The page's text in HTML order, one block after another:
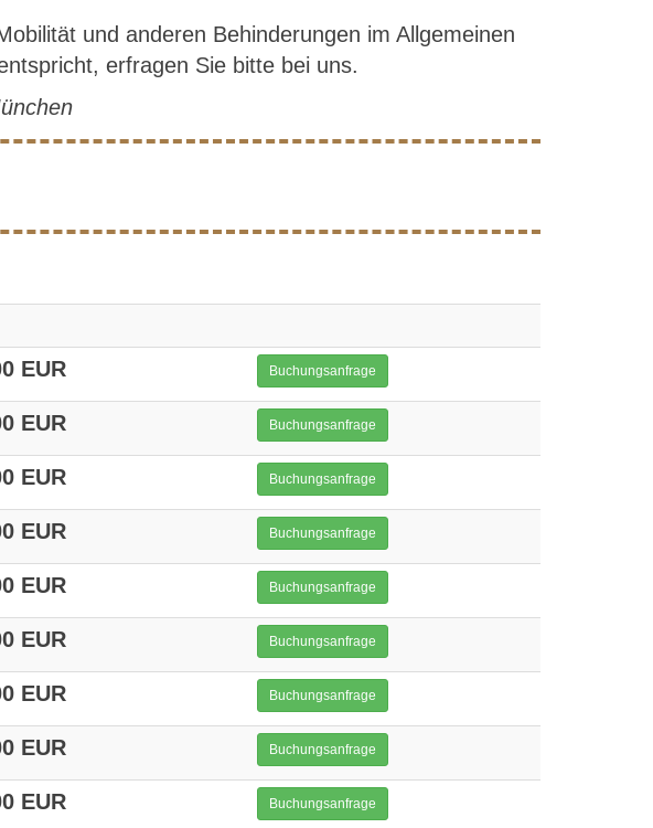
und anderen Behinderungen im Allgemeinen
erfragen Sie bitte bei uns.
EUR Buchungsanfrage
EUR Buchungsanfrage
EUR Buchungsanfrage
EUR Buchungsanfrage
EUR Buchungsanfrage
EUR Buchungsanfrage
EUR Buchungsanfrage
EUR Buchungsanfrage
EUR Buchungsanfrage